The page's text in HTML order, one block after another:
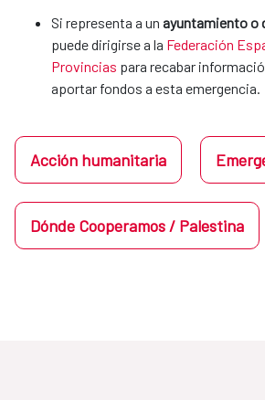
Si representa a un ayuntamiento o
puede dirigirse a la Federación
Provincias para recabar
aportar fondos a esta emergencia.
Acción humanitaria
Dónde Cooperamos / Palestina